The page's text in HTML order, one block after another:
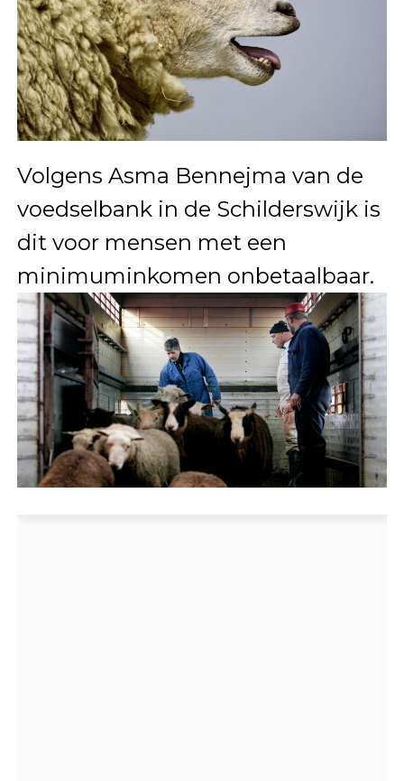
Volgens Asma Bennejma van de
voedselbank in de Schilderswijk is
dit voor mensen met een
minimuminkomen onbetaalbaar.